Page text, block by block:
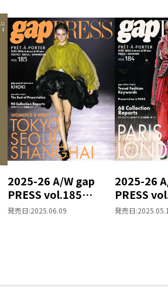
2025-26 A/W gap
PRESS vol.185
TOKYO / SEOUL /
発売日:2025.06.09
2025-26
PRESS
PARIS /
発売日: